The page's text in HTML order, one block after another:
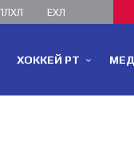
ЕХЛ
ХОККЕЙ РТ